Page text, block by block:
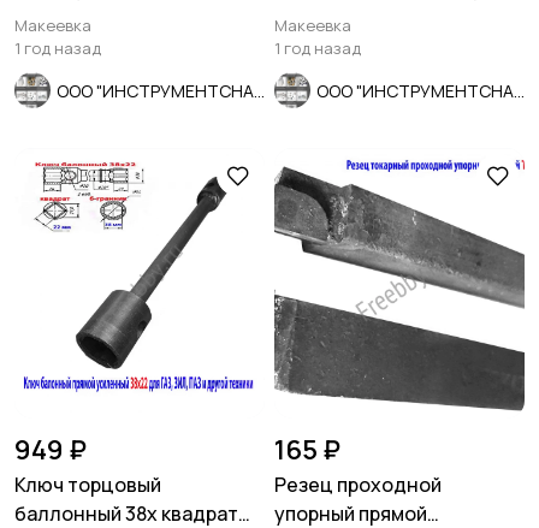
мм,мелкий шаг, СССР.
Макеевка
1 год назад
тип А, 42/3,3 мм.
Макеевка
1 год назад
949 ₽
Ключ торцовый
баллонный 38х квадрат
165 ₽
Резец проходной
упорный прямой